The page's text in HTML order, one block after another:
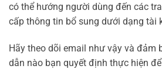
có thể hướng người dùng đến các
cấp thông tin bổ sung dưới dạng tài
Hãy theo dõi email như vậy và đảm
dẫn nào bạn quyết định thực hiện